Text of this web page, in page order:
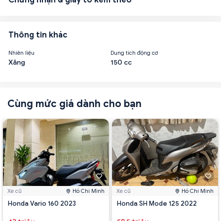
Thông tin khác
Nhiên liệu
Xăng
Dung tích động cơ
150 cc
Cùng mức giá dành cho bạn
Xe cũ Hồ Chí Minh
Honda Vario 160 2023
Xe cũ Hồ Chí Minh
Honda SH Mode 125 2022